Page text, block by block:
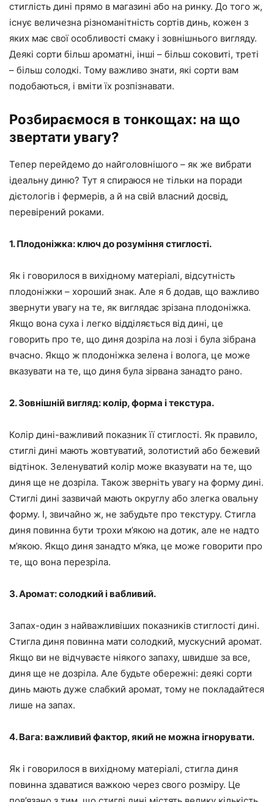
стиглість дині прямо в магазині або на ринку. До того ж,
існує величезна різноманітність сортів динь, кожен з
яких має свої особливості смаку і зовнішнього вигляду.
Деякі сорти більш ароматні, інші – більш соковиті, треті
– більш солодкі. Тому важливо знати, які сорти вам
подобаються, і вміти їх розпізнавати.
Розбираємося в тонкощах: на що
звертати увагу?
Тепер перейдемо до найголовнішого – як же вибрати
ідеальну диню? Тут я спираюся не тільки на поради
дієтологів і фермерів, а й на свій власний досвід,
перевірений роками.
1. Плодоніжка: ключ до розуміння стиглості.
Як і говорилося в вихідному матеріалі, відсутність
плодоніжки – хороший знак. Але я б додав, що важливо
звернути увагу на те, як виглядає зрізана плодоніжка.
Якщо вона суха і легко відділяється від дині, це
говорить про те, що диня дозріла на лозі і була зібрана
вчасно. Якщо ж плодоніжка зелена і волога, це може
вказувати на те, що диня була зірвана занадто рано.
2. Зовнішній вигляд: колір, форма і текстура.
Колір дині-важливий показник її стиглості. Як правило,
стиглі дині мають жовтуватий, золотистий або бежевий
відтінок. Зеленуватий колір може вказувати на те, що
диня ще не дозріла. Також зверніть увагу на форму дині.
Стиглі дині зазвичай мають округлу або злегка овальну
форму. І, звичайно ж, не забудьте про текстуру. Стигла
диня повинна бути трохи м’якою на дотик, але не надто
м’якою. Якщо диня занадто м’яка, це може говорити про
те, що вона перезріла.
3. Аромат: солодкий і вабливий.
Запах-один з найважливіших показників стиглості дині.
Стигла диня повинна мати солодкий, мускусний аромат.
Якщо ви не відчуваєте ніякого запаху, швидше за все,
диня ще не дозріла. Але будьте обережні: деякі сорти
динь мають дуже слабкий аромат, тому не покладайтеся
лише на запах.
4. Вага: важливий фактор, який не можна ігнорувати.
Як і говорилося в вихідному матеріалі, стигла диня
повинна здаватися важкою через свого розміру. Це